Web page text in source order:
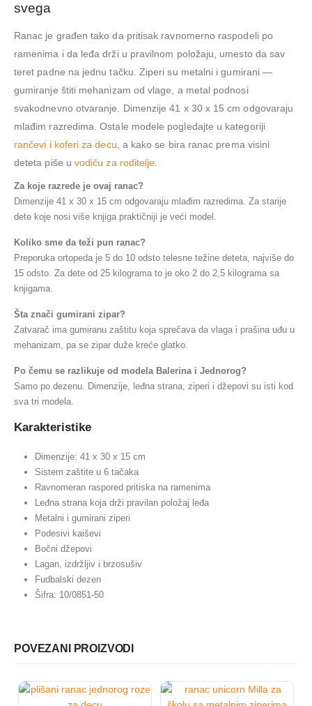
svega
Ranac je građen tako da pritisak ravnomerno raspodeli po
ramenima i da leđa drži u pravilnom položaju, umesto da sav
teret padne na jednu tačku. Ziperi su metalni i gumirani —
gumiranje štiti mehanizam od vlage, a metal podnosi
svakodnevno otvaranje. Dimenzije 41 x 30 x 15 cm odgovaraju
mlađim razredima. Ostale modele pogledajte u kategoriji
rančevi i koferi za decu, a kako se bira ranac prema visini
deteta piše u vodiču za roditelje.
Za koje razrede je ovaj ranac?
Dimenzije 41 x 30 x 15 cm odgovaraju mlađim razredima. Za starije
dete koje nosi više knjiga praktičniji je veći model.
Koliko sme da teži pun ranac?
Preporuka ortopeda je 5 do 10 odsto telesne težine deteta, najviše do
15 odsto. Za dete od 25 kilograma to je oko 2 do 2,5 kilograma sa
knjigama.
Šta znači gumirani zipar?
Zatvarač ima gumiranu zaštitu koja sprečava da vlaga i prašina uđu u
mehanizam, pa se zipar duže kreće glatko.
Po čemu se razlikuje od modela Balerina i Jednorog?
Samo po dezenu. Dimenzije, leđna strana, ziperi i džepovi su isti kod
sva tri modela.
Karakteristike
Dimenzije: 41 x 30 x 15 cm
Sistem zaštite u 6 tačaka
Ravnomeran raspored pritiska na ramenima
Leđna strana koja drži pravilan položaj leđa
Metalni i gumirani ziperi
Podesivi kaiševi
Bočni džepovi
Lagan, izdržljiv i brzosušiv
Fudbalski dezen
Šifra: 10/0851-50
POVEZANI PROIZVODI